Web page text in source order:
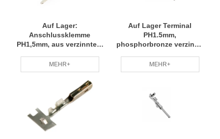
Auf Lager:
Anschlussklemme
PH1,5mm, aus verzinntem
kompatible
Leiterdurchmesser
16#-18#-20#, Molex P/N
33000-1002 RCD
MEHR+
Auf Lager Terminal
PH1.5mm,
phosphorbronze verzinnt,
Drahtdurchmesser 22#
Molex P/N 33000-1003 RCD
MEHR+